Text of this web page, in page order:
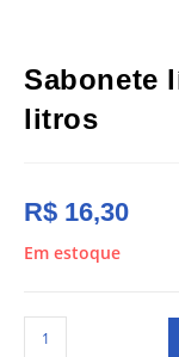
Sabonete
litros
R$ 16,30
Em estoque